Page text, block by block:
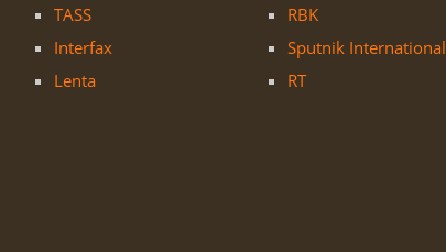
TASS
Interfax
Lenta
RBK
Sputnik International
RT